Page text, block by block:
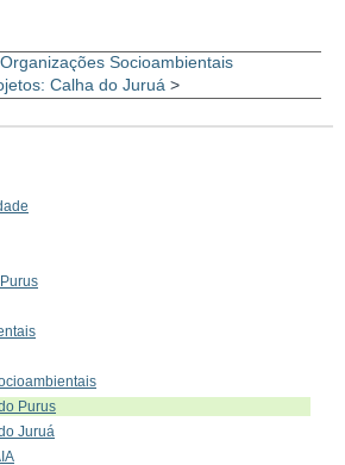
Socioambientais
Calha do Juruá >
Purus
Juruá